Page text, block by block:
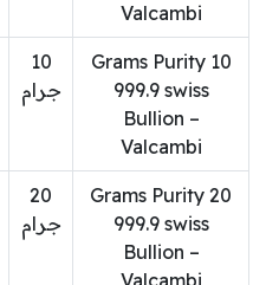
Valcambi
10 Grams Purity
999.9 swiss
Bullion –
Valcambi
10
جرام
20 Grams Purity
999.9 swiss
Bullion –
20
جرام